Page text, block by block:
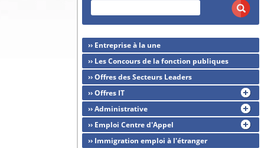
›› Entreprise à la une
›› Les Concours de la fonction publiques
›› Offres des Secteurs Leaders
›› Offres IT
›› Administrative
›› Emploi Centre d'Appel
›› Immigration emploi à l'étranger